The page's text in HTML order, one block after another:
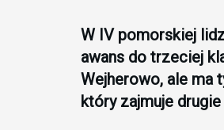
W IV pomorskiej
awans do trzeciej
Wejherowo, ale ma
który zajmuje